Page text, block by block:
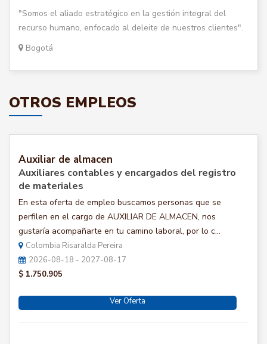
"Somos el aliado estratégico en la gestión integral del
recurso humano, enfocado al deleite de nuestros clientes".
Bogotá
OTROS EMPLEOS
Auxiliar de almacen
Auxiliares contables y encargados del registro
de materiales
En esta oferta de empleo buscamos personas que se
perfilen en el cargo de AUXILIAR DE ALMACEN, nos
gustaría acompañarte en tu camino laboral, por lo c...
Colombia Risaralda Pereira
2026-08-18 - 2027-08-17
$ 1.750.905
Ver Oferta